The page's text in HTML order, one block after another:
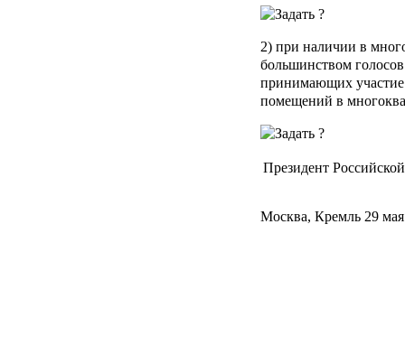
2) при наличии в
большинством
принимающих участие
помещений в
Президент
Москва, Кремль 29